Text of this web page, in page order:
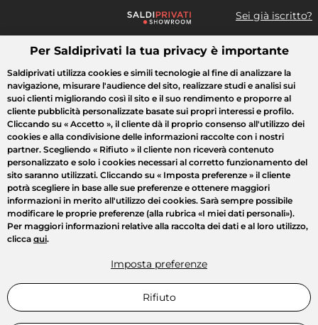
Sei già iscritto?
Cosa cerchi?
Tutte le vendite Moda Casa Bellezza Elettrodomestici
Per Saldiprivati la tua privacy è importante
Saldiprivati utilizza cookies e simili tecnologie al fine di analizzare la
navigazione, misurare l'audience del sito, realizzare studi e analisi sui
suoi clienti migliorando così il sito e il suo rendimento e proporre al
cliente pubblicità personalizzate basate sui propri interessi e profilo.
Cliccando su « Accetto », il cliente dà il proprio consenso all'utilizzo dei
cookies e alla condivisione delle informazioni raccolte con i nostri
partner. Scegliendo « Rifiuto » il cliente non riceverà contenuto
personalizzato e solo i cookies necessari al corretto funzionamento del
sito saranno utilizzati. Cliccando su « Imposta preferenze » il cliente
potrà scegliere in base alle sue preferenze e ottenere maggiori
informazioni in merito all'utilizzo dei cookies. Sarà sempre possibile
modificare le proprie preferenze (alla rubrica «I miei dati personali»).
Per maggiori informazioni relative alla raccolta dei dati e al loro utilizzo,
clicca qui.
Imposta preferenze
Rifiuto